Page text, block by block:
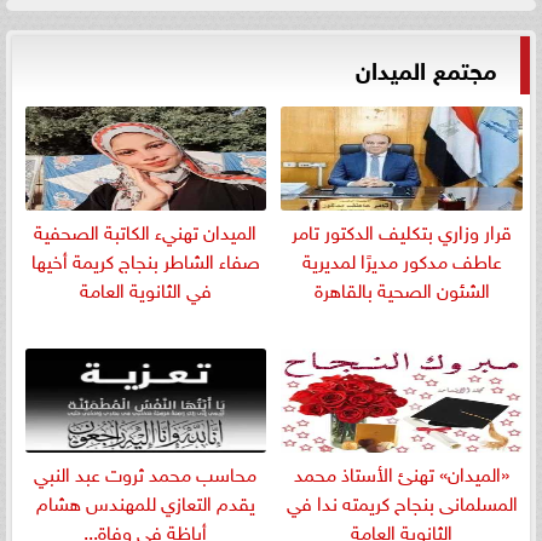
مجتمع الميدان
قرار وزاري بتكليف الدكتور تامر
عاطف مدكور مديرًا لمديرية
الشئون الصحية بالقاهرة
الميدان تهنيء الكاتبة الصحفية
صفاء الشاطر بنجاج كريمة أخيها
في الثانوية العامة
«الميدان» تهنئ الأستاذ محمد
المسلمانى بنجاح كريمته ندا في
الثانوية العامة
​محاسب محمد ثروت عبد النبي
يقدم التعازي للمهندس هشام
أباظة في وفاة...